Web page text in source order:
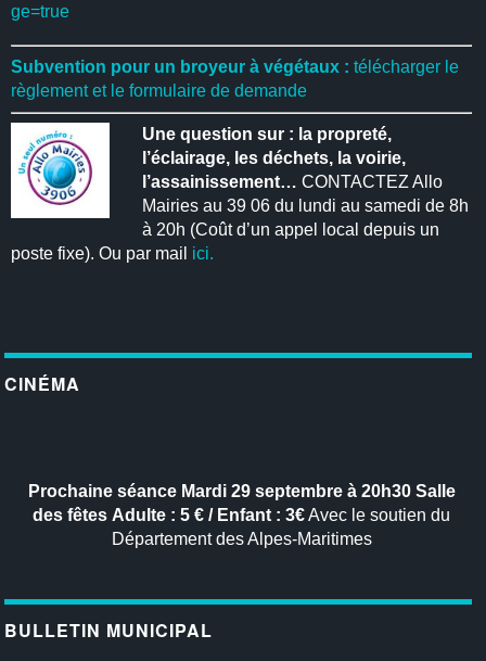
ge=true
Subvention pour un broyeur à végétaux : télécharger le
règlement et le formulaire de demande
Une question sur : la propreté,
l’éclairage, les déchets, la voirie,
l’assainissement… CONTACTEZ Allo
Mairies au 39 06 du lundi au samedi de 8h
à 20h (Coût d’un appel local depuis un
poste fixe). Ou par mail ici.
CINÉMA
Prochaine séanceMardi 29 septembre à 20h30 Salle
des fêtes Adulte : 5 € / Enfant : 3€Avec le soutien du
Département des Alpes-Maritimes
BULLETIN MUNICIPAL